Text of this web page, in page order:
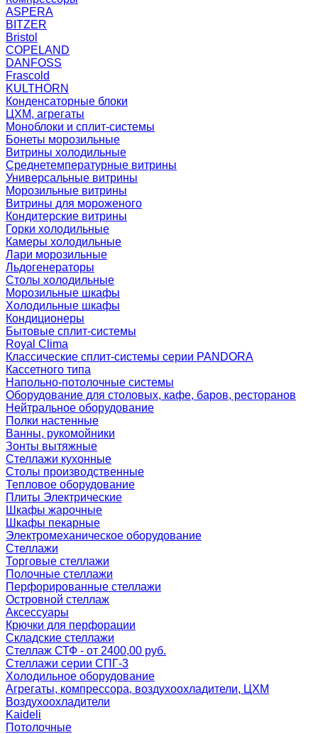
ASPERA
BITZER
Bristol
COPELAND
DANFOSS
Frascold
KULTHORN
Конденсаторные блоки
ЦХМ, агрегаты
Моноблоки и сплит-системы
Бонеты морозильные
Витрины холодильные
Среднетемпературные витрины
Универсальные витрины
Морозильные витрины
Витрины для мороженого
Кондитерские витрины
Горки холодильные
Камеры холодильные
Лари морозильные
Льдогенераторы
Столы холодильные
Морозильные шкафы
Холодильные шкафы
Кондиционеры
Бытовые сплит-системы
Royal Clima
Классические сплит-системы серии PANDORA
Кассетного типа
Напольно-потолочные системы
Оборудование для столовых, кафе, баров, ресторанов
Нейтральное оборудование
Полки настенные
Ванны, рукомойники
Зонты вытяжные
Стеллажи кухонные
Столы производственные
Тепловое оборудование
Плиты Электрические
Шкафы жарочные
Шкафы пекарные
Электромеханическое оборудование
Стеллажи
Торговые стеллажи
Полочные стеллажи
Перфорированные стеллажи
Островной стеллаж
Аксессуары
Крючки для перфорации
Складские стеллажи
Стеллаж СТФ - от 2400,00 руб.
Стеллажи серии СПГ-3
Холодильное оборудование
Агрегаты, компрессора, воздухоохладители, ЦХМ
Воздухоохладители
Kaideli
Потолочные